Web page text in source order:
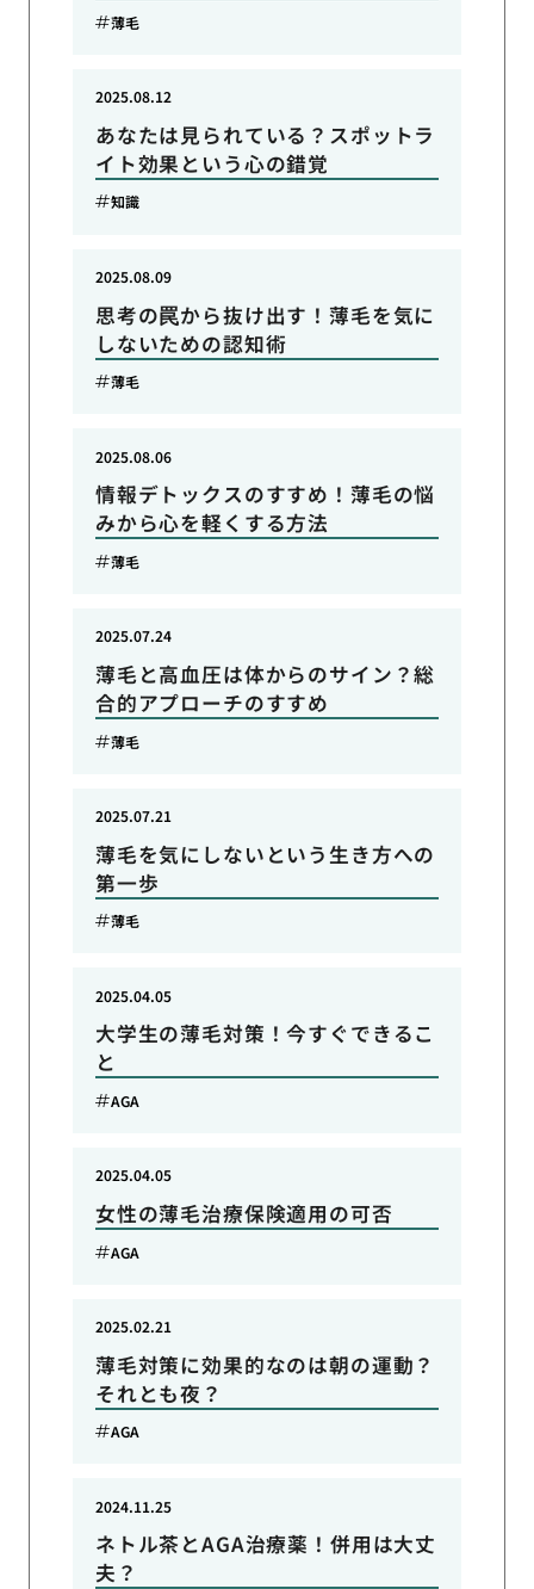
薄毛
あなたは見られている？スポットラ
イト効果という心の錯覚
2025.08.12
知識
思考の罠から抜け出す！薄毛を気に
しないための認知術
2025.08.09
薄毛
情報デトックスのすすめ！薄毛の悩
みから心を軽くする方法
2025.08.06
薄毛
薄毛と高血圧は体からのサイン？総
合的アプローチのすすめ
2025.07.24
薄毛
薄毛を気にしないという生き方への
第一歩
2025.07.21
薄毛
大学生の薄毛対策！今すぐできるこ
と
2025.04.05
AGA
女性の薄毛治療保険適用の可否
2025.04.05
AGA
薄毛対策に効果的なのは朝の運動？
それとも夜？
2025.02.21
AGA
ネトル茶とAGA治療薬！併用は大丈
夫？
2024.11.25